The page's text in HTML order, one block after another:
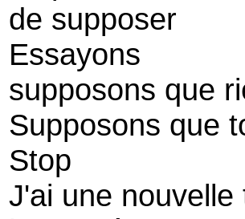
de supposer
Essayons
supposons que
Supposons que
Stop
J'ai une nouvelle